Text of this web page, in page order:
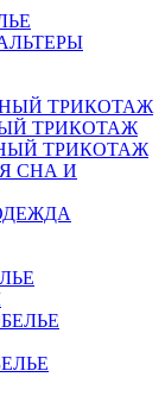
ТРИКОТАЖ
ТРИКОТАЖ
ТРИКОТАЖ
СНА И